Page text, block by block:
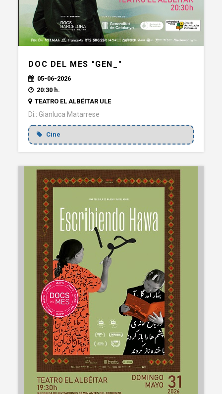
DOC DEL MES "GEN_"
05-06-2026
20:30 h.
TEATRO EL ALBÉITAR ULE
Di.: Gianluca Matarrese
Cine